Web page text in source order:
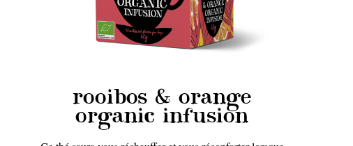
rooibos & orange
organic infusion